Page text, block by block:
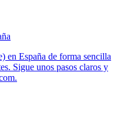
en España de forma sencilla
Sigue unos pasos claros y